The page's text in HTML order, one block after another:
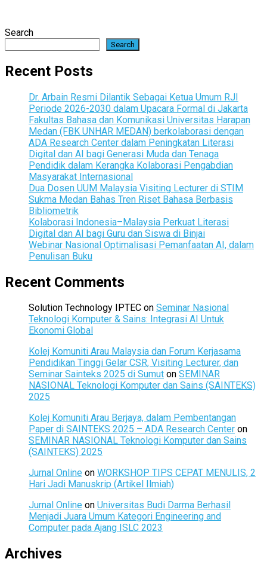
Search
Search
Recent Posts
Dr. Arbain Resmi Dilantik Sebagai Ketua Umum RJI
Periode 2026-2030 dalam Upacara Formal di Jakarta
Fakultas Bahasa dan Komunikasi Universitas Harapan
Medan (FBK UNHAR MEDAN) berkolaborasi dengan
ADA Research Center dalam Peningkatan Literasi
Digital dan AI bagi Generasi Muda dan Tenaga
Pendidik dalam Kerangka Kolaborasi Pengabdian
Masyarakat Internasional
Dua Dosen UUM Malaysia Visiting Lecturer di STIM
Sukma Medan Bahas Tren Riset Bahasa Berbasis
Bibliometrik
Kolaborasi Indonesia–Malaysia Perkuat Literasi
Digital dan AI bagi Guru dan Siswa di Binjai
Webinar Nasional Optimalisasi Pemanfaatan AI, dalam
Penulisan Buku
Recent Comments
Solution Technology IPTEC on Seminar Nasional
Teknologi Komputer & Sains: Integrasi AI Untuk
Ekonomi Global
Kolej Komuniti Arau Malaysia dan Forum Kerjasama
Pendidikan Tinggi Gelar CSR, Visiting Lecturer, dan
Seminar Sainteks 2025 di Sumut on SEMINAR
NASIONAL Teknologi Komputer dan Sains (SAINTEKS)
2025
Kolej Komuniti Arau Berjaya, dalam Pembentangan
Paper di SAINTEKS 2025 – ADA Research Center on
SEMINAR NASIONAL Teknologi Komputer dan Sains
(SAINTEKS) 2025
Jurnal Online on WORKSHOP TIPS CEPAT MENULIS, 2
Hari Jadi Manuskrip (Artikel Ilmiah)
Jurnal Online on Universitas Budi Darma Berhasil
Menjadi Juara Umum Kategori Engineering and
Computer pada Ajang ISLC 2023
Archives